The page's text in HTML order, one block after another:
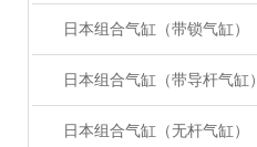
日本组合气缸（带锁气缸）
日本组合气缸（带导杆气缸）
日本组合气缸（无杆气缸）